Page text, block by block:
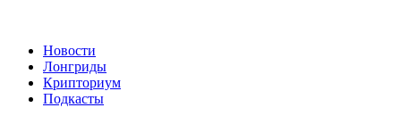
Новости
Лонгриды
Крипториум
Подкасты